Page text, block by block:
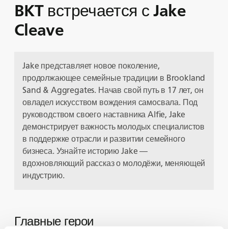
BKT встречается с Jake
Cleave
Jake представляет новое поколение,
продолжающее семейные традиции в Brookland
Sand & Aggregates. Начав свой путь в 17 лет, он
овладел искусством вождения самосвала. Под
руководством своего наставника Alfie, Jake
демонстрирует важность молодых специалистов
в поддержке отрасли и развитии семейного
бизнеса. Узнайте историю Jake —
вдохновляющий рассказ о молодёжи, меняющей
индустрию.
Главные герои